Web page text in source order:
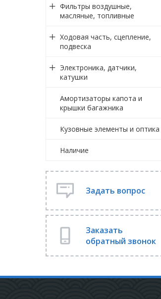
Фильтры воздушные,
масляные, топливные
Ходовая часть, сцепление,
подвеска
Электроника, датчики,
катушки
Амортизаторы капота и
крышки багажника
Кузовные элементы и оптика
Наличие
Задать вопрос
Заказать
обратный звонок